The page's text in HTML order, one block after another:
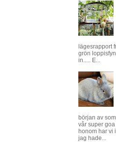
lägesrapport
grön
in..... E...
början av
vår super
honom har vi
jag hade...